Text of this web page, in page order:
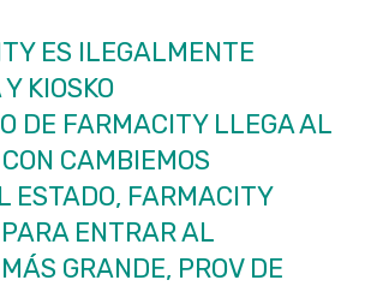
ES ILEGALMENTE
KIOSKO
DE FARMACITY LLEGA AL
CAMBIEMOS
ESTADO, FARMACITY
ENTRAR AL
GRANDE, PROV DE